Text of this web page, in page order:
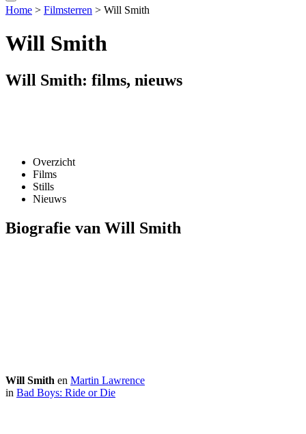
Home > Filmsterren > Will Smith
Will Smith
Will Smith: films, nieuws
Overzicht
Films
Stills
Nieuws
Biografie van Will Smith
Will Smith en Martin Lawrence
in Bad Boys: Ride or Die